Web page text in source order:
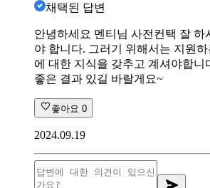
채택된 답변
안녕하세요 멘티님 사전컨택 잘 하
야 합니다. 그러기 위해서는 지원
에 대한 지식을 갖추고 계셔야합니
좋은 결과 있길 바랄게요~
좋아요 0
2024.09.19